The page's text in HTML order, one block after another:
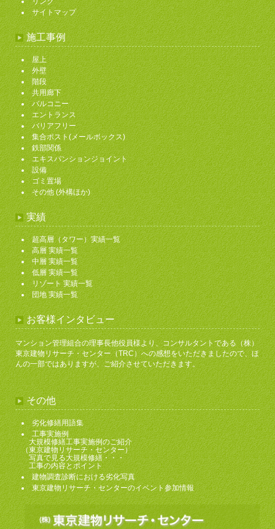
サイトマップ
施工事例
屋上
外壁
階段
共用廊下
バルコニー
エントランス
バリアフリー
集合ポスト(メールボックス)
鉄部関係
エキスパンションジョイント
設備
ゴミ置場
その他 (外構ほか)
実績
超高層（タワー）実績一覧
高層 実績一覧
中層 実績一覧
低層 実績一覧
リゾート 実績一覧
団地 実績一覧
お客様インタビュー
マンション管理組合の理事長他役員様より、コンサルタントである（株）
東京建物リサーチ・センター（TRC）への感想をいただきましたので、ほ
んの一部ではありますが、ご紹介させていただきます。
その他
劣化修繕用語集
工事実施例
大規模修繕工事実施例のご紹介
（東京建物リサーチ・センター）
写真で見る大規模修繕・・・
工事の内容とポイント
建物調査診断における劣化写真
東京建物リサーチ・センターのイベント参加情報